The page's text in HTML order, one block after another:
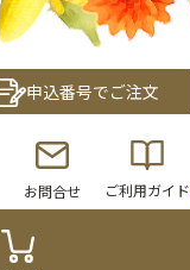
申込番号でご注文
お問合せ ご利用ガイド